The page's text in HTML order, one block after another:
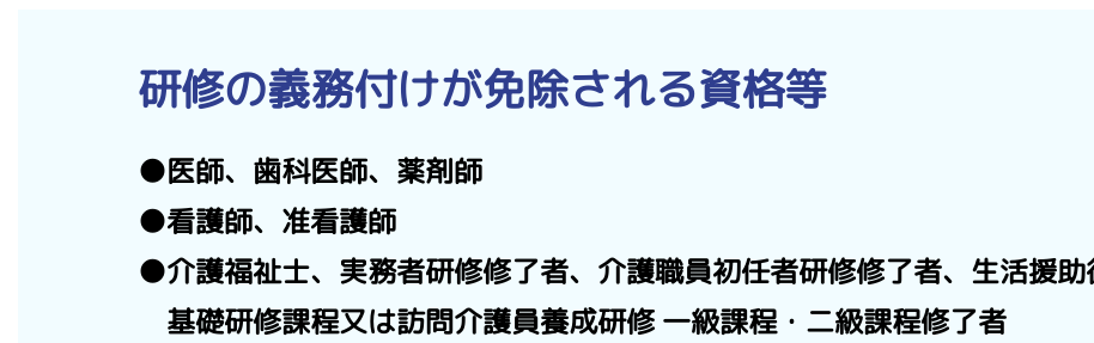
研修の義務付けが免除される資格等
●医師、歯科医師、薬剤師
●看護師、准看護師
●介護福祉士、実務者研修修了者、介護職員初任者研修修了者、生活援
基礎研修課程又は訪問介護員養成研修 一級課程・二級課程修了者